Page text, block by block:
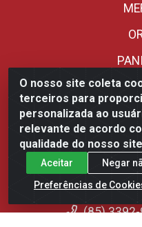
O nosso site coleta
terceiros para
personalizada ao
relevante de acordo
qualidade do nosso
Aceitar
Negar
Preferências de Fale
(85) 3392-